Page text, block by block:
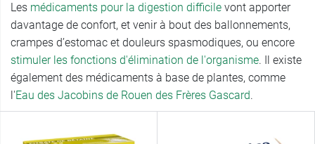
Les médicaments pour la digestion difficile vont apporter
davantage de confort, et venir à bout des ballonnements,
crampes d’estomac et douleurs spasmodiques, ou encore
stimuler les fonctions d'élimination de l'organisme. Il existe
également des médicaments à base de plantes, comme
l'Eau des Jacobins de Rouen des Frères Gascard.